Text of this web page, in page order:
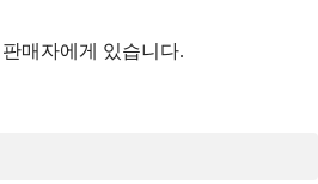
매자에게 있습니다.